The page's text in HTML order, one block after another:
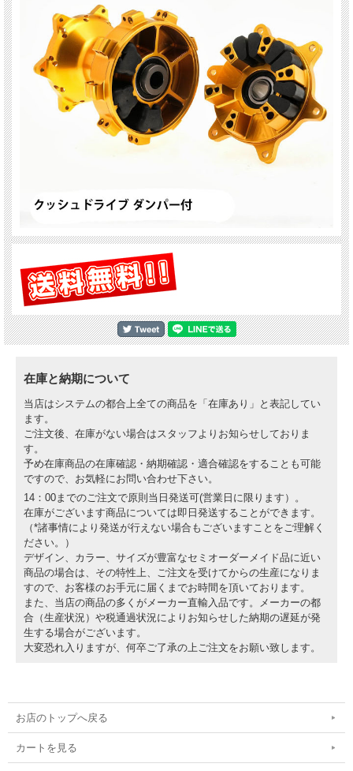
在庫と納期について
当店はシステムの都合上全ての商品を「在庫あり」と表記してい
ます。
ご注文後、在庫がない場合はスタッフよりお知らせしておりま
す。
予め在庫商品の在庫確認・納期確認・適合確認をすることも可能
ですので、お気軽にお問い合わせ下さい。
14：00までのご注文で原則当日発送可(営業日に限ります）。
在庫がございます商品については即日発送することができます。
（*諸事情により発送が行えない場合もございますことをご理解く
ださい。）
デザイン、カラー、サイズが豊富なセミオーダーメイド品に近い
商品の場合は、その特性上、ご注文を受けてからの生産になりま
すので、お客様のお手元に届くまでお時間を頂いております。
また、当店の商品の多くがメーカー直輸入品です。メーカーの都
合（生産状況）や税通過状況によりお知らせした納期の遅延が発
生する場合がございます。
大変恐れ入りますが、何卒ご了承の上ご注文をお願い致します。
お店のトップへ戻る
カートを見る